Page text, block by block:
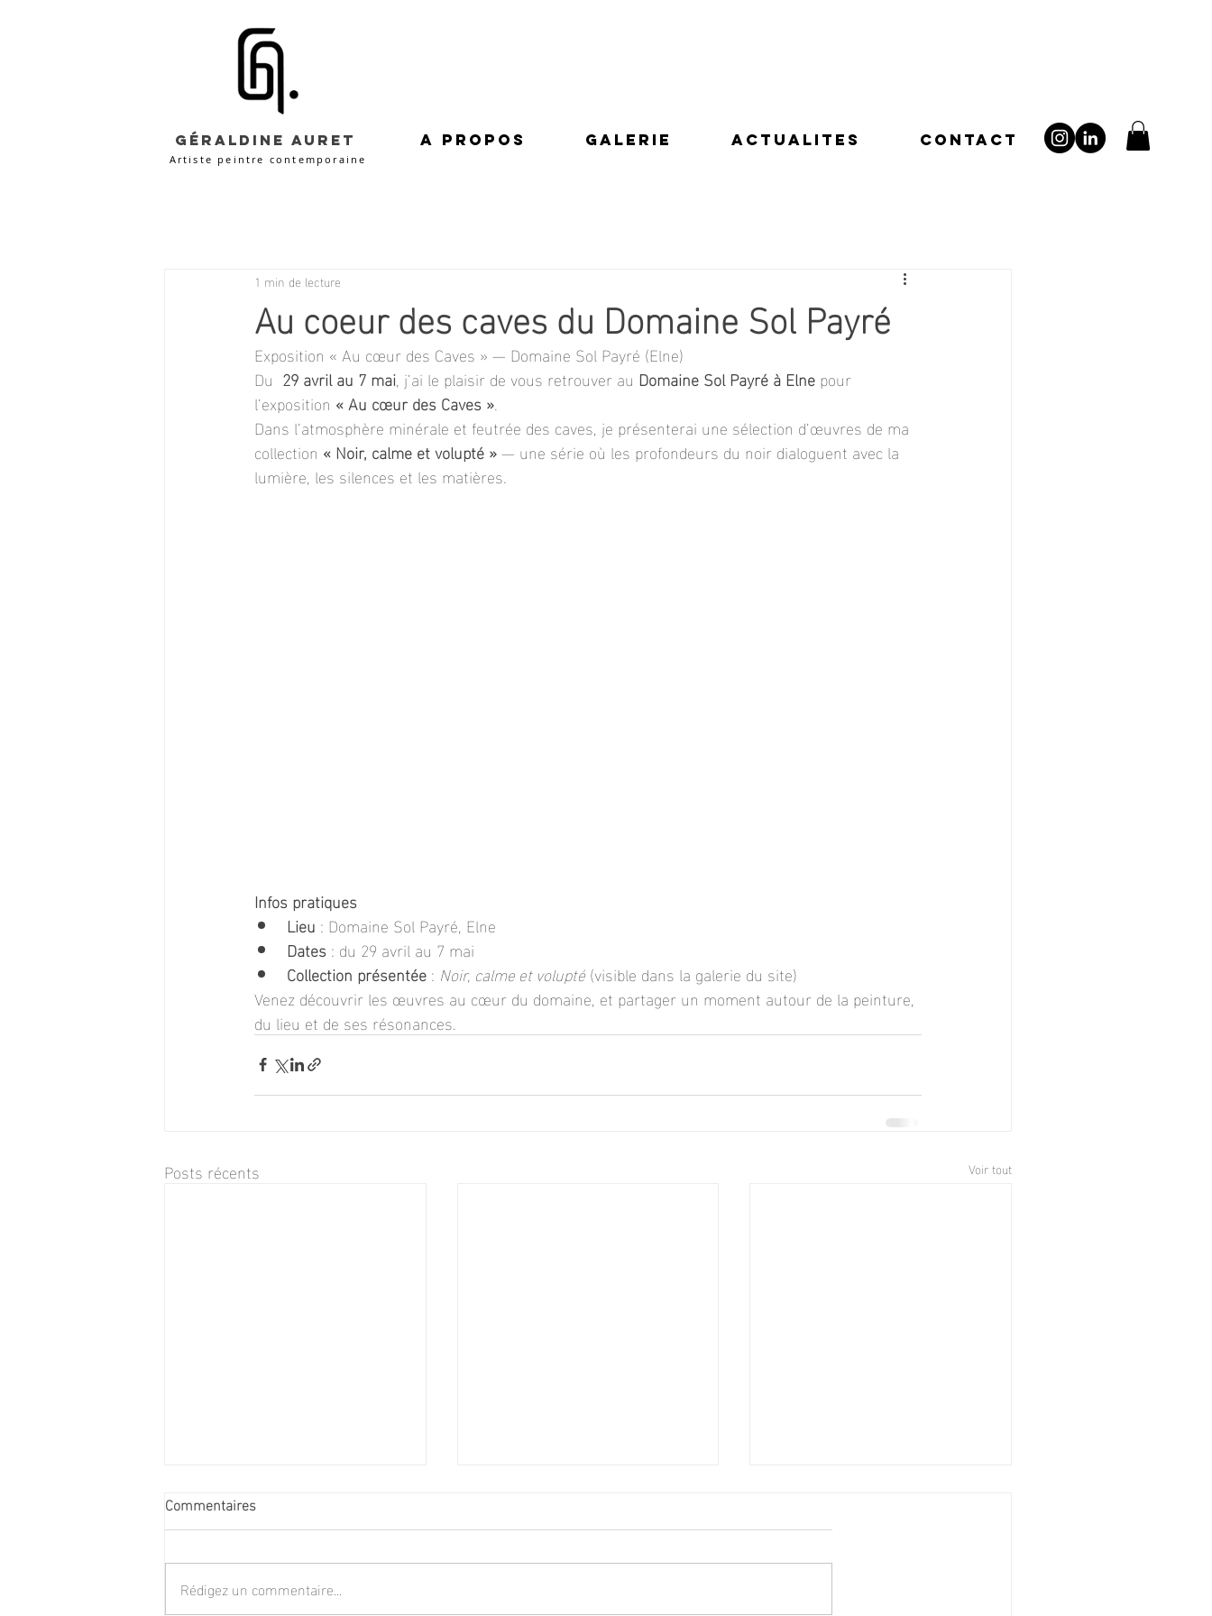
Géraldine Auret
Artiste peintre contemporaine
A PROPOS GALERIE ACTUALITES CONTACT
Au coeur des caves du Domaine Sol Payré
1 min de lecture
Exposition « Au cœur des Caves » — Domaine Sol Payré (Elne)
Du 29 avril au 7 mai, j’ai le plaisir de vous retrouver au Domaine Sol Payré à Elne pour
l’exposition « Au cœur des Caves ».
Dans l’atmosphère minérale et feutrée des caves, je présenterai une sélection d’œuvres de ma
collection « Noir, calme et volupté » — une série où les profondeurs du noir dialoguent avec la
lumière, les silences et les matières.
Infos pratiques
Lieu : Domaine Sol Payré, Elne
Dates : du 29 avril au 7 mai
Collection présentée : Noir, calme et volupté (visible dans la galerie du site)
Venez découvrir les œuvres au cœur du domaine, et partager un moment autour de la peinture,
du lieu et de ses résonances.
Posts récents Voir tout
Commentaires
Rédigez un commentaire...